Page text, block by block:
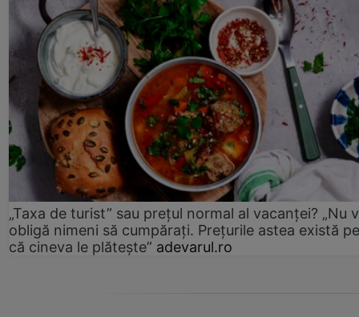
„Taxa de turist” sau prețul normal al vacanței? „Nu
obligă nimeni să cumpărați. Prețurile astea există
că cineva le plătește” adevarul.ro